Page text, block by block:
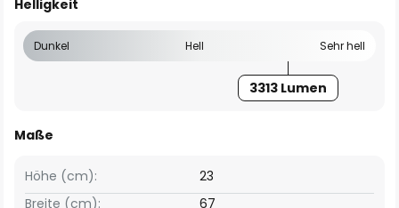
Helligkeit
Dunkel Hell Sehr hell
3313 Lumen
Maße
Breite (cm): 67
Höhe (cm): 23